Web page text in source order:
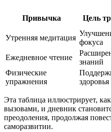
Привычка Цель
Утренняя медитация
фокуса
Ежедневное чтение
знаний
Физические
упражнения
здоровья
Эта таблица иллюстрирует,
вызовами, и дневник
преодоления, продолжая
саморазвитии.